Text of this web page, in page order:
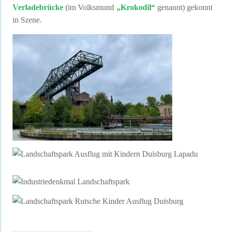
Verladebrücke(im Volksmund „Krokodil“genannt) gekonnt
in Szene.